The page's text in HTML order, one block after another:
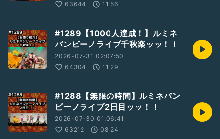
63644
11:56
#1289【1000人達成！】ルミネ
バンビーノライブ千秋楽ッッ！！
2026-07-31 02:07:50
64304
11:29
#1288【無限の時間】ルミネバン
ビーノライブ2日目ッッ！！
2026-07-30 01:06:41
63212
08:24